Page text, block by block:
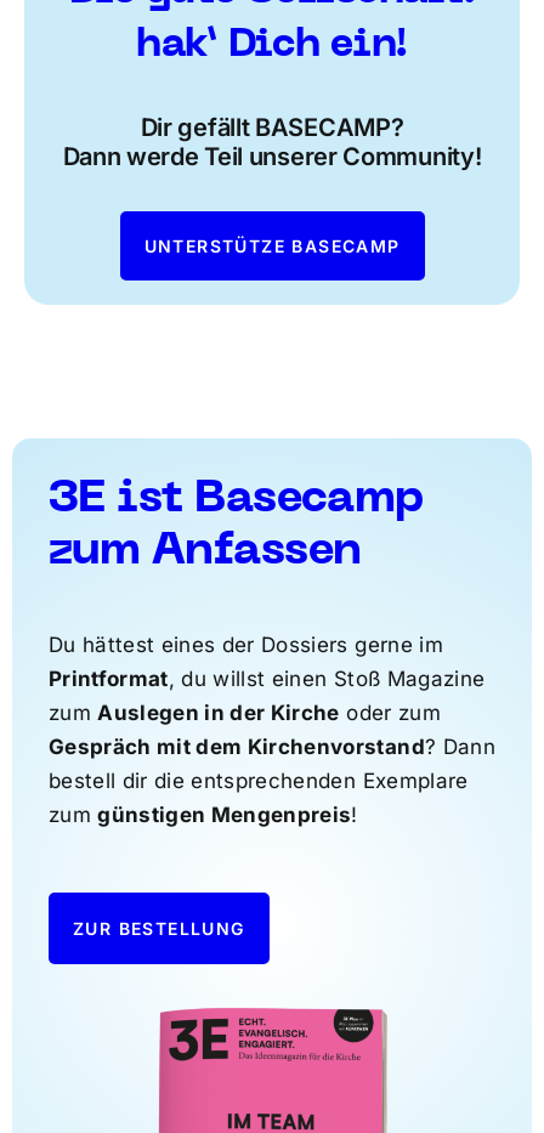
hak’ Dich ein!
Dir gefällt BASECAMP?
Dann werde Teil unserer Community!
UNTERSTÜTZE BASECAMP
3E ist Basecamp
zum Anfassen
Du hättest eines der Dossiers gerne im
Printformat, du willst einen Stoß Magazine
zumAuslegen in der Kirche oder zum
Gespräch mit dem Kirchenvorstand? Dann
bestell dir die entsprechenden Exemplare
zumgünstigen Mengenpreis!
ZUR BESTELLUNG